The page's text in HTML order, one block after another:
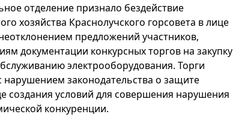
отделение признало бездействие
хозяйства Краснолучского горсовета в лице
предложений участников,
документации конкурсных торгов на закупку
электрооборудования. Торги
нарушением законодательства о защите
создания условий для совершения нарушения
конкуренции.